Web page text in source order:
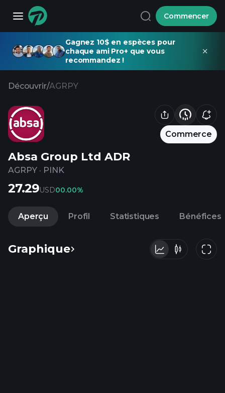
Commencer
Gagnez 10$ en espèces pour
chaque ami Pro+ que vous
recommandez !
Découvrir/AGRPY
Commerce
Absa Group Ltd ADR
AGRPY · PINK
27.29USD00.00%
Aperçu Profil Statistiques Bénéfices
Graphique